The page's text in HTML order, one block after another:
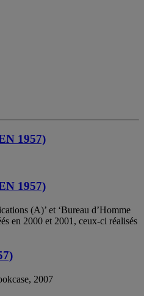
1957)
1957)
(A)’ et ‘Bureau d’Homme
en 2000 et 2001, ceux-ci réalisés
2007